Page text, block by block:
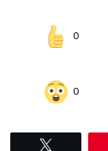
0
0